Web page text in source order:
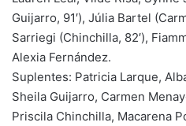
Guijarro, 91′), Júlia Bartel
Sarriegi (Chinchilla, 82′),
Alexia Fernández.
Suplentes: Patricia Larque,
Sheila Guijarro, Carmen
Priscila Chinchilla, Macarena